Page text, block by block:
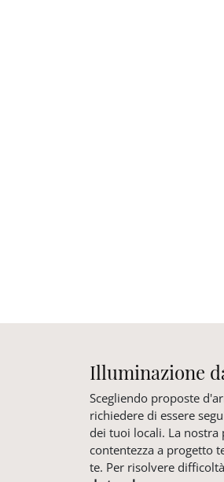
Illuminazione
Scegliendo proposte
richiedere di essere
dei tuoi locali. La
contentezza a progetto
te. Per risolvere